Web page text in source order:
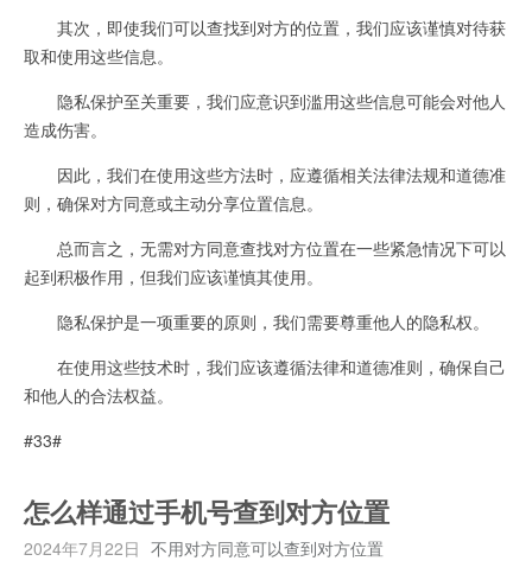
其次，即使我们可以查找到对方的位置，我们应该谨慎对待获
取和使用这些信息。
隐私保护至关重要，我们应意识到滥用这些信息可能会对他人
造成伤害。
因此，我们在使用这些方法时，应遵循相关法律法规和道德准
则，确保对方同意或主动分享位置信息。
总而言之，无需对方同意查找对方位置在一些紧急情况下可以
起到积极作用，但我们应该谨慎其使用。
隐私保护是一项重要的原则，我们需要尊重他人的隐私权。
在使用这些技术时，我们应该遵循法律和道德准则，确保自己
和他人的合法权益。
#33#
怎么样通过手机号查到对方位置
2024年7月22日 不用对方同意可以查到对方位置